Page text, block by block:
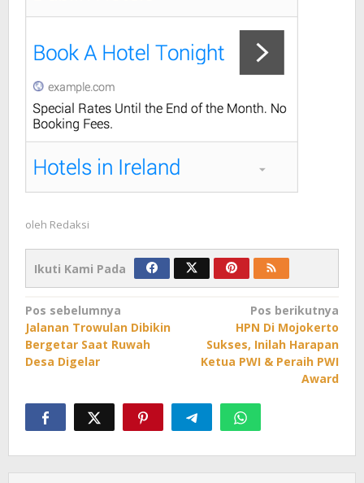
oleh Redaksi
Ikuti Kami Pada
Navigasi
pos
Pos sebelumnya
Jalanan Trowulan Dibikin
Bergetar Saat Ruwah
Desa Digelar
Pos berikutnya
HPN Di Mojokerto
Sukses, Inilah Harapan
Ketua PWI & Peraih PWI
Award